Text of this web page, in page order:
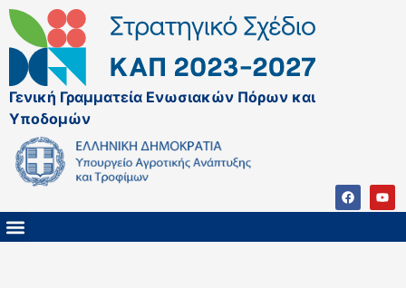
Γενική Γραμματεία Ενωσιακών Πόρων και
Υποδομών